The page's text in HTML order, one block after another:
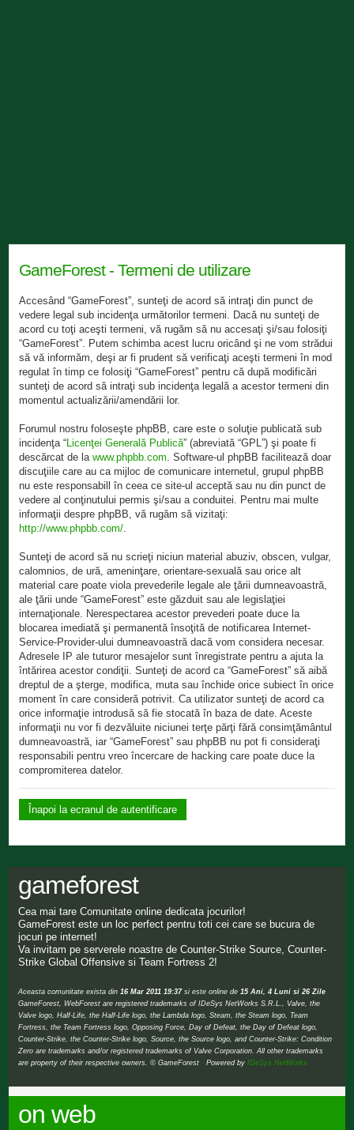
GameForest - Termeni de utilizare
Accesând “GameForest”, sunteţi de acord să intraţi din punct de
vedere legal sub incidenţa următorilor termeni. Dacă nu sunteţi de
acord cu toţi aceşti termeni, vă rugăm să nu accesaţi şi/sau folosiţi
“GameForest”. Putem schimba acest lucru oricând şi ne vom strădui
să vă informăm, deşi ar fi prudent să verificaţi aceşti termeni în mod
regulat în timp ce folosiţi “GameForest” pentru că după modificări
sunteţi de acord să intraţi sub incidenţa legală a acestor termeni din
momentul actualizării/amendării lor.
Forumul nostru foloseşte phpBB, care este o soluţie publicată sub
incidenţa “Licenţei Generală Publică” (abreviată “GPL”) şi poate fi
descărcat de lawww.phpbb.com. Software-ul phpBB facilitează doar
discuţiile care au ca mijloc de comunicare internetul, grupul phpBB
nu este responsabill în ceea ce site-ul acceptă sau nu din punct de
vedere al conţinutului permis şi/sau a conduitei. Pentru mai multe
informaţii despre phpBB, vă rugăm să vizitaţi:
http://www.phpbb.com/.
Sunteţi de acord să nu scrieţi niciun material abuziv, obscen, vulgar,
calomnios, de ură, ameninţare, orientare-sexuală sau orice alt
material care poate viola prevederile legale ale ţării dumneavoastră,
ale ţării unde “GameForest” este găzduit sau ale legislaţiei
internaţionale. Nerespectarea acestor prevederi poate duce la
blocarea imediată şi permanentă însoţită de notificarea Internet-
Service-Provider-ului dumneavoastră dacă vom considera necesar.
Adresele IP ale tuturor mesajelor sunt înregistrate pentru a ajuta la
întărirea acestor condiţii. Sunteţi de acord ca “GameForest” să aibă
dreptul de a şterge, modifica, muta sau închide orice subiect în orice
moment în care consideră potrivit. Ca utilizator sunteţi de acord ca
orice informaţie introdusă să fie stocată în baza de date. Aceste
informaţii nu vor fi dezvăluite niciunei terţe părţi fără consimţământul
dumneavoastră, iar “GameForest” sau phpBB nu pot fi consideraţi
responsabili pentru vreo încercare de hacking care poate duce la
compromiterea datelor.
Înapoi la ecranul de autentificare
gameforest
Cea mai tare Comunitate online dedicata jocurilor!
GameForest este un loc perfect pentru toti cei care se bucura de
jocuri pe internet!
Va invitam pe serverele noastre de Counter-Strike Source, Counter-
Strike Global Offensive si Team Fortress 2!
Aceasta comunitate exista din 16 Mar 2011 19:37si este online de 15 Ani, 4 Luni si 26 Zile
GameForest, WebForest are registered trademarks of IDeSys NetWorks S.R.L., Valve, the
Valve logo, Half-Life, the Half-Life logo, the Lambda logo, Steam, the Steam logo, Team
Fortress, the Team Fortress logo, Opposing Force, Day of Defeat, the Day of Defeat logo,
Counter-Strike, the Counter-Strike logo, Source, the Source logo, and Counter-Strike: Condition
Zero are trademarks and/or registered trademarks of Valve Corporation. All other trademarks
are property of their respective owners. © GameForest Powered byIDeSys NetWorks
on web